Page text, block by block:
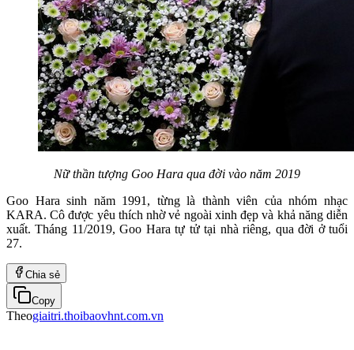
Nữ thần tượng Goo Hara qua đời vào năm 2019
Goo Hara sinh năm 1991, từng là thành viên của nhóm nhạc
KARA. Cô được yêu thích nhờ vẻ ngoài xinh đẹp và khả năng diễn
xuất. Tháng 11/2019, Goo Hara tự tử tại nhà riêng, qua đời ở tuổi
27.
Chia sẻ
Copy
Theogiaitri.thoibaovhnt.com.vn